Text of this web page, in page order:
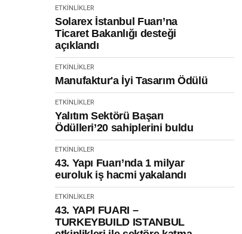
ETKINLIKLER
Solarex İstanbul Fuarı’na
Ticaret Bakanlığı desteği
açıklandı
ETKINLIKLER
Manufaktur'a İyi Tasarım Ödülü
ETKINLIKLER
Yalıtım Sektörü Başarı
Ödülleri’20 sahiplerini buldu
ETKINLIKLER
43. Yapı Fuarı’nda 1 milyar
euroluk iş hacmi yakalandı
ETKINLIKLER
43. YAPI FUARI –
TURKEYBUILD ISTANBUL